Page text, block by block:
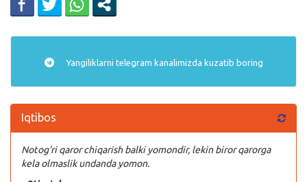
Yangiliklarni telegram kanalimizda kuzatib boring
Iqtibos
Notog’ri qaror chiqarish balki yomondir, lekin biror qarorga
kela olmaslik undanda yomon.